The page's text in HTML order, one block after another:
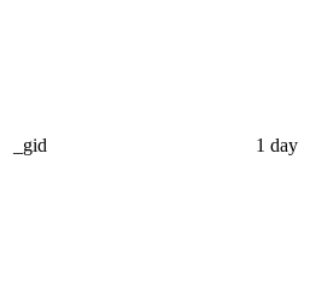
_gid 1 day